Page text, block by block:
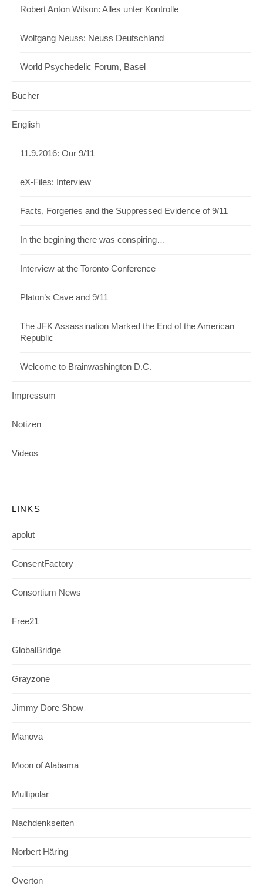
Robert Anton Wilson: Alles unter Kontrolle
Wolfgang Neuss: Neuss Deutschland
World Psychedelic Forum, Basel
Bücher
English
11.9.2016: Our 9/11
eX-Files: Interview
Facts, Forgeries and the Suppressed Evidence of 9/11
In the begining there was conspiring…
Interview at the Toronto Conference
Platon’s Cave and 9/11
The JFK Assassination Marked the End of the American
Republic
Welcome to Brainwashington D.C.
Impressum
Notizen
Videos
LINKS
apolut
ConsentFactory
Consortium News
Free21
GlobalBridge
Grayzone
Jimmy Dore Show
Manova
Moon of Alabama
Multipolar
Nachdenkseiten
Norbert Häring
Overton